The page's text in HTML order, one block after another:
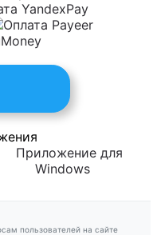
пользователей на сайте